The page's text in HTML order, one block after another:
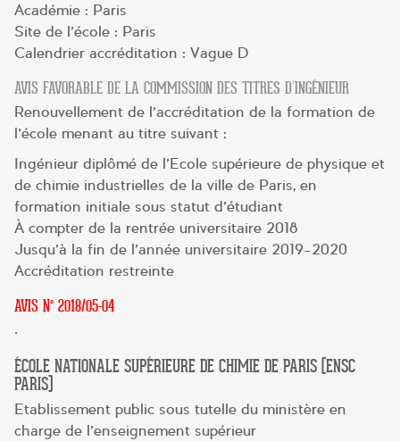
Académie : Paris
Site de l’école : Paris
Calendrier accréditation : Vague D
AVIS FAVORABLE DE LA COMMISSION DES TITRES D’INGÉNIEUR
Renouvellement de l’accréditation de la formation de
l’école menant au titre suivant :
Ingénieur diplômé de l’Ecole supérieure de physique et
de chimie industrielles de la ville de Paris, en
formation initiale sous statut d’étudiant
À compter de la rentrée universitaire 2018
Jusqu’à la fin de l’année universitaire 2019-2020
Accréditation restreinte
AVIS N° 2018/05-04
.
ÉCOLE NATIONALE SUPÉRIEURE DE CHIMIE DE PARIS (ENSC
PARIS)
Etablissement public sous tutelle du ministère en
charge de l’enseignement supérieur